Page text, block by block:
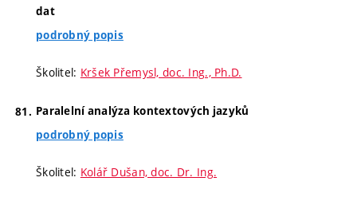
dat
podrobný popis
Školitel: Kršek Přemysl, doc. Ing., Ph.D.
Paralelní analýza kontextových jazyků
podrobný popis
Školitel: Kolář Dušan, doc. Dr. Ing.